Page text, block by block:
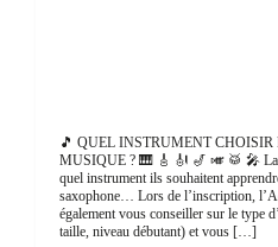
🎵 QUEL INSTRUMENT CHOISIR
MUSIQUE ? 🎹 🎸 🎻 🎷 🎺 🥁 🎤 La
quel instrument ils souhaitent
saxophone… Lors de l’inscription,
également vous conseiller sur le type
taille, niveau débutant) et vous […]